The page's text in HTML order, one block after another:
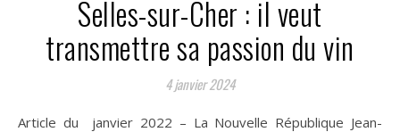
Selles-sur-Cher : il veut
transmettre sa passion du vin
4 janvier 2024
Article du janvier 2022 – La Nouvelle République Jean-